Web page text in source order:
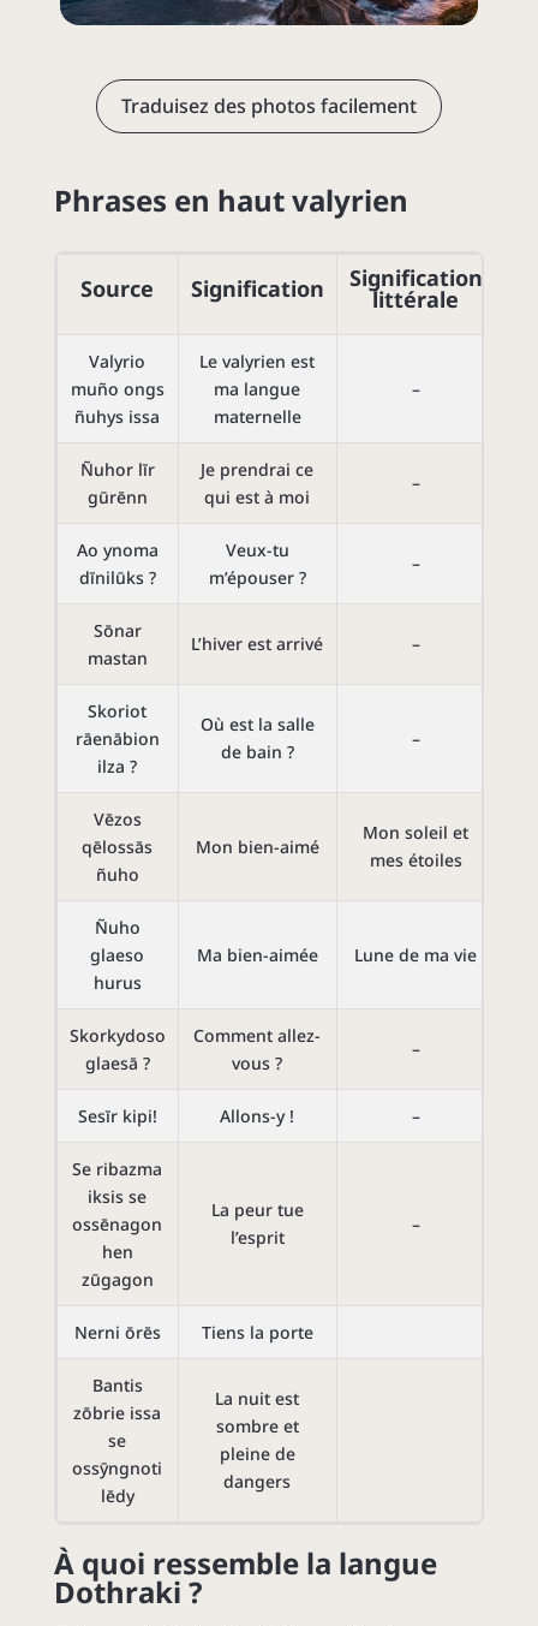
Traduisez des photos facilement
Phrases en haut valyrien
Source Signification Signification
littérale
Valyrio
muño ongs
ñuhys issa
Le valyrien est
ma langue
maternelle
–
Ñuhor līr
gūrēnn
Je prendrai ce
qui est à moi
–
Ao ynoma
dīnilūks ?
Veux-tu
m’épouser ?
–
Sōnar
mastan
L’hiver est arrivé –
Skoriot
rāenābion
ilza ?
Où est la salle
de bain ?
–
Vēzos
qēlossās
ñuho
Mon bien-aimé
Mon soleil et
mes étoiles
Ñuho
glaeso
hurus
Ma bien-aimée Lune de ma vie
Skorkydoso
glaesā ?
Comment allez-
vous ?
–
Sesīr kipi! Allons-y ! –
Se ribazma
iksis se
ossēnagon
hen
zūgagon
La peur tue
l’esprit
–
Nerni ōrēs Tiens la porte
Bantis
zōbrie issa
se
ossȳngnoti
lēdy
La nuit est
sombre et
pleine de
dangers
À quoi ressemble la langue
Dothraki ?